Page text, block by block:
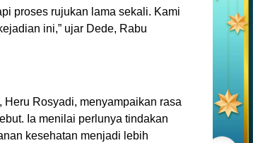
proses rujukan lama sekali. Kami
ini,” ujar Dede, Rabu
Rosyadi, menyampaikan rasa
Ia menilai perlunya tindakan
kesehatan menjadi lebih